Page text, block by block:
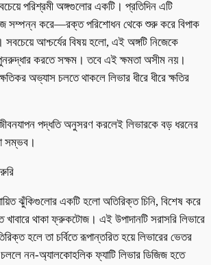
পরিশ্রমী অঙ্গগুলোর একটি। প্রতিদিন এটি
সম্পন্ন করে—রক্ত পরিশোধন থেকে শুরু করে বিপাক
সবচেয়ে আশ্চর্যের বিষয় হলো, এই অঙ্গটি নিজেকে
করতে সক্ষম। তবে এই ক্ষমতা অসীম নয়।
অভ্যাস চলতে থাকলে লিভার ধীরে ধীরে ক্ষতির
পদ্ধতি অনুসরণ করলেই লিভারকে বড় ধরনের
সম্ভব।
ঝুঁকিগুলোর একটি হলো অতিরিক্ত চিনি, বিশেষ করে
খাবারে থাকা ফ্রুকটোজ। এই উপাদানটি সরাসরি লিভারে
হলে তা চর্বিতে রূপান্তরিত হয়ে লিভারের ভেতর
চললে নন-অ্যালকোহলিক ফ্যাটি লিভার ডিজিজ হতে